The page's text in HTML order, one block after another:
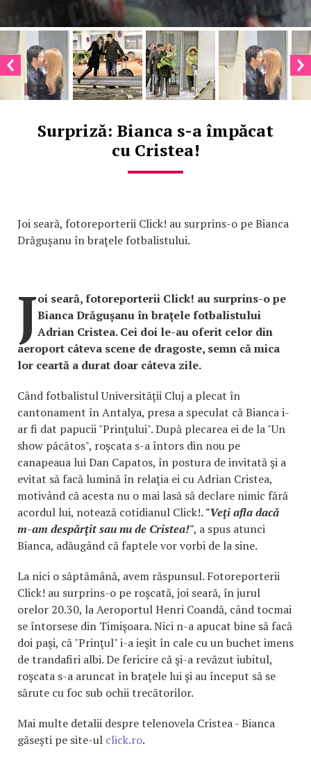
Surpriză: Bianca s-a împăcat
cu Cristea!
Joi seară, fotoreporterii Click! au surprins-o pe Bianca
Drăgușanu în braţele fotbalistului.
Joi seară, fotoreporterii Click! au surprins-o pe
Bianca Drăgușanu în braţele fotbalistului
Adrian Cristea. Cei doi le-au oferit celor din
aeroport câteva scene de dragoste, semn că mica
lor ceartă a durat doar câteva zile.
Când fotbalistul Universităţii Cluj a plecat în
cantonament în Antalya, presa a speculat că Bianca i-
ar fi dat papucii "Prinţului". După plecarea ei de la "Un
show păcătos", roşcata s-a întors din nou pe
canapeaua lui Dan Capatos, în postura de invitată şi a
evitat să facă lumină în relaţia ei cu Adrian Cristea,
motivând că acesta nu o mai lasă să declare nimic fără
acordul lui, notează cotidianul Click!. "Veţi afla dacă
m-am despărţit sau nu de Cristea!", a spus atunci
Bianca, adăugând că faptele vor vorbi de la sine.
La nici o săptămână, avem răspunsul. Fotoreporterii
Click! au surprins-o pe roşcată, joi seară, în jurul
orelor 20.30, la Aeroportul Henri Coandă, când tocmai
se întorsese din Timişoara. Nici n-a apucat bine să facă
doi paşi, că "Prinţul" i-a ieşit în cale cu un buchet imens
de trandafiri albi. De fericire că şi-a revăzut iubitul,
roşcata s-a aruncat în braţele lui şi au început să se
sărute cu foc sub ochii trecătorilor.
Mai multe detalii despre telenovela Cristea - Bianca
găsești pe site-ul click.ro.